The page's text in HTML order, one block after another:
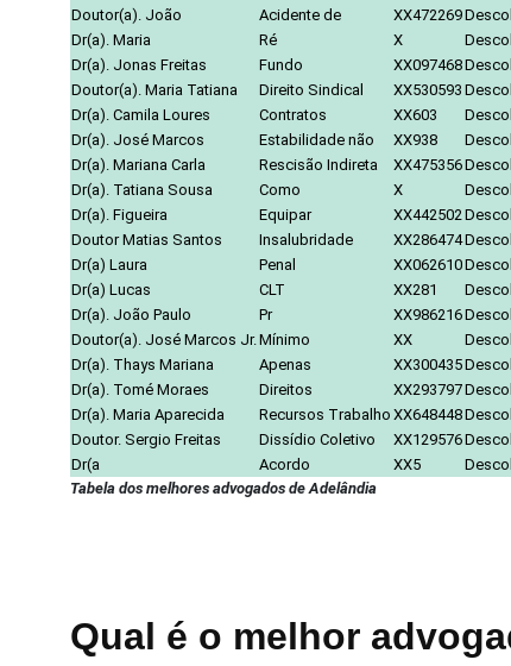
Doutor(a). João
Acidente de XX472269
Dr(a). Maria
Ré X
Dr(a). Jonas Freitas
Fundo XX097468
Doutor(a). Maria Tatiana
Direito Sindical XX530593
Dr(a). Camila Loures
Contratos XX603
Dr(a). José Marcos
Estabilidade não XX938
Dr(a). Mariana Carla
Rescisão Indireta XX475356
Dr(a). Tatiana Sousa
Como X
Dr(a). Figueira
Equipar XX442502
Doutor Matias Santos
Insalubridade XX286474
Dr(a) Laura
Penal XX062610
Dr(a) Lucas
CLT XX281
Dr(a). João Paulo
Pr XX986216
Doutor(a). José Marcos Jr. Mínimo XX
Dr(a). Thays Mariana
Apenas XX300435
Dr(a). Tomé Moraes
Direitos XX293797
Dr(a). Maria Aparecida
Recursos Trabalho XX648448
Doutor. Sergio Freitas
Dissídio Coletivo XX129576
Dr(a
Acordo XX5
Tabela dos melhores advogados de Adelândia
Qual é o melhor